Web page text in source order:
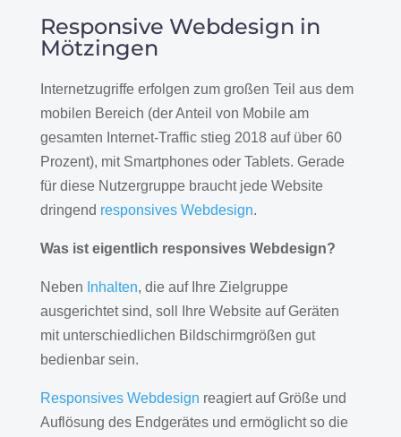
Responsive Webdesign in
Mötzingen
Internetzugriffe erfolgen zum großen Teil aus dem
mobilen Bereich (der Anteil von Mobile am
gesamten Internet-Traffic stieg 2018 auf über 60
Prozent), mit Smartphones oder Tablets. Gerade
für diese Nutzergruppe braucht jede Website
dringend responsives Webdesign.
Was ist eigentlich responsives Webdesign?
Neben Inhalten, die auf Ihre Zielgruppe
ausgerichtet sind, soll Ihre Website auf Geräten
mit unterschiedlichen Bildschirmgrößen gut
bedienbar sein.
Responsives Webdesign reagiert auf Größe und
Auflösung des Endgerätes und ermöglicht so die